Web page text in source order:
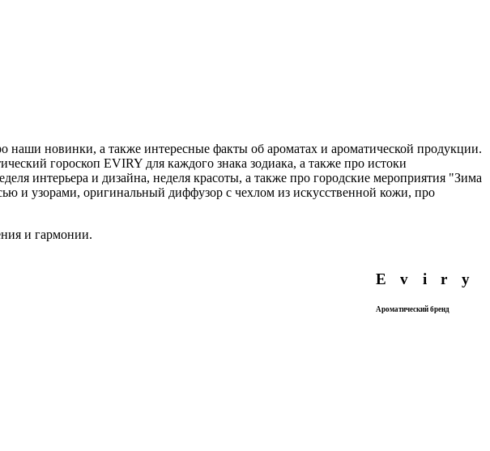
новинки, а также интересные факты об ароматах и ароматической продукции.
гороскоп EVIRY для каждого знака зодиака, а также про истоки
интерьера и дизайна, неделя красоты, а также про городские мероприятия "Зима
и узорами, оригинальный диффузор с чехлом из искусственной кожи, про
и гармонии.
Eviry
Ароматический бренд